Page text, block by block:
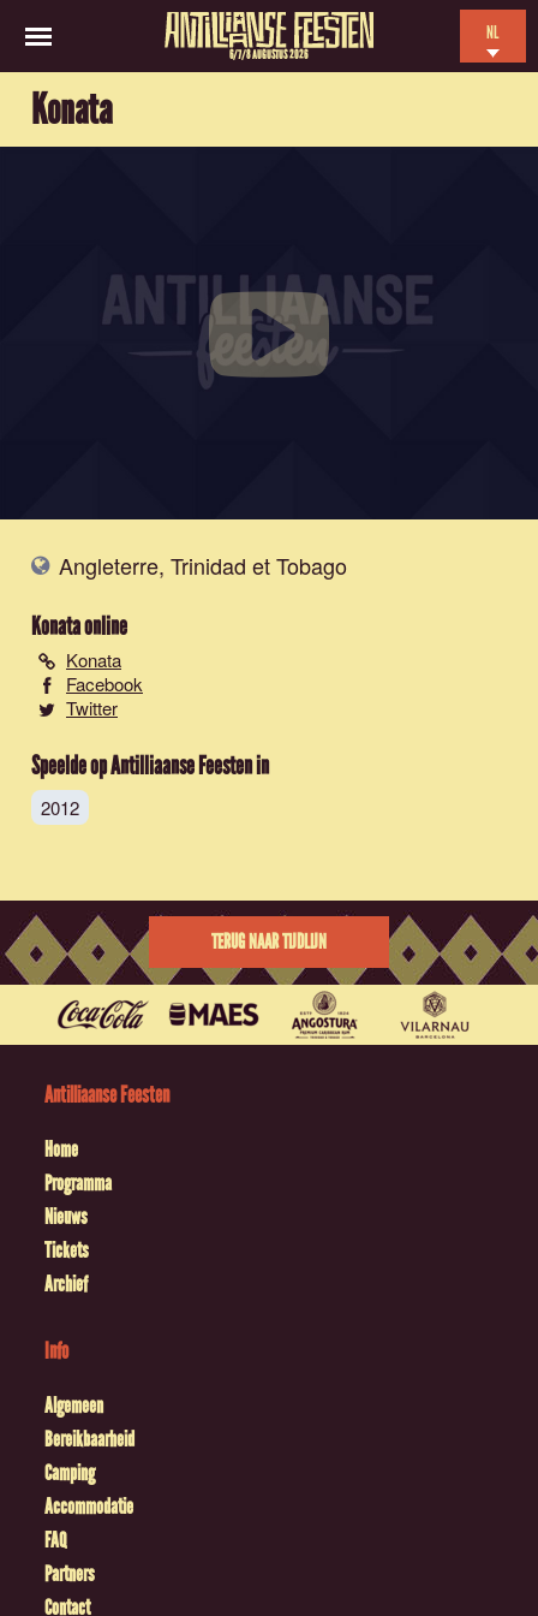
6/7/8 AUGUSTUS 2026
NL
Konata
Angleterre, Trinidad et Tobago
Konataonline
Konata
Facebook
Twitter
Speelde op Antilliaanse Feesten in
2012
TERUG NAAR TIJDLIJN
Antilliaanse Feesten
Home
Programma
Nieuws
Tickets
Archief
Info
Algemeen
Bereikbaarheid
Camping
Accommodatie
FAQ
Partners
Contact